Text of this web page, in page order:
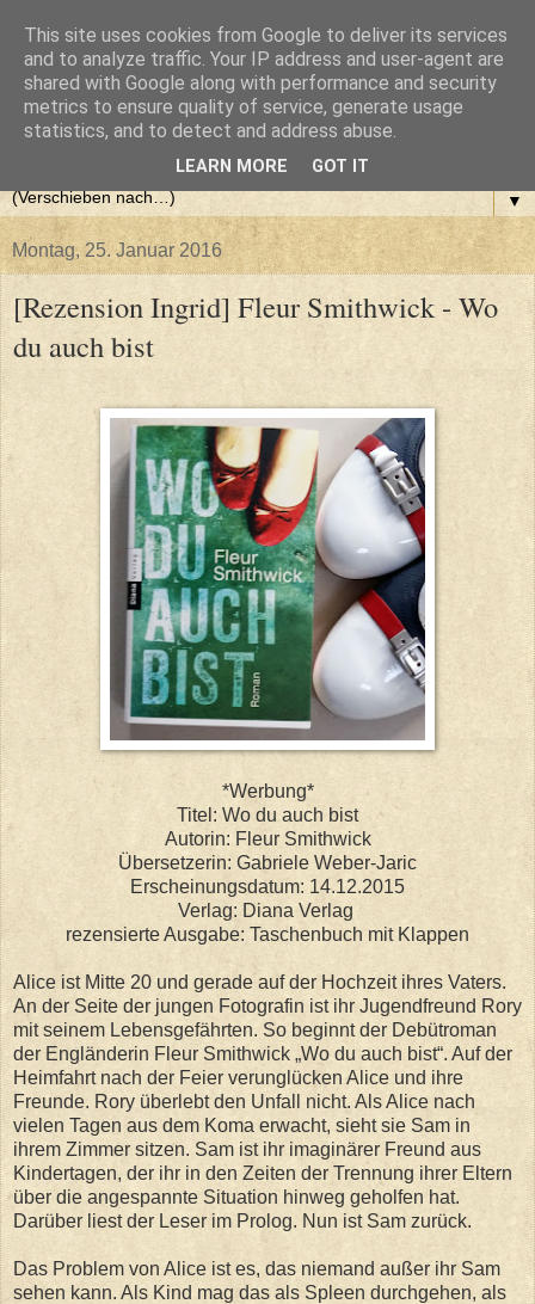
▼
Montag, 25. Januar 2016
[Rezension Ingrid] Fleur Smithwick - Wo
du auch bist
*Werbung*
Titel: Wo du auch bist
Autorin: Fleur Smithwick
Übersetzerin: Gabriele Weber-Jaric
Erscheinungsdatum: 14.12.2015
Verlag: Diana Verlag
rezensierte Ausgabe: Taschenbuch mit Klappen
Alice ist Mitte 20 und gerade auf der Hochzeit ihres Vaters.
An der Seite der jungen Fotografin ist ihr Jugendfreund Rory
mit seinem Lebensgefährten. So beginnt der Debütroman
der Engländerin Fleur Smithwick „Wo du auch bist“. Auf der
Heimfahrt nach der Feier verunglücken Alice und ihre
Freunde. Rory überlebt den Unfall nicht. Als Alice nach
vielen Tagen aus dem Koma erwacht, sieht sie Sam in
ihrem Zimmer sitzen. Sam ist ihr imaginärer Freund aus
Kindertagen, der ihr in den Zeiten der Trennung ihrer Eltern
über die angespannte Situation hinweg geholfen hat.
Darüber liest der Leser im Prolog. Nun ist Sam zurück.
Das Problem von Alice ist es, das niemand außer ihr Sam
sehen kann. Als Kind mag das als Spleen durchgehen, als
This site uses cookies from Google to deliver its services
and to analyze traffic. Your IP address and user-agent are
shared with Google along with performance and security
metrics to ensure quality of service, generate usage
statistics, and to detect and address abuse.
LEARN MORE GOT IT